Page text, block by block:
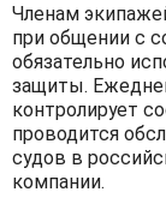
Членам
при общении с
обязательно
защиты.
контролирует
проводится
судов в
компании.